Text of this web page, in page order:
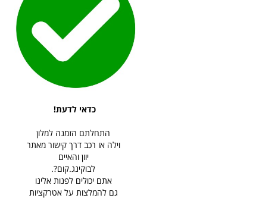
כדאי לדעת!
התחלתם הזמנה למלון
וילה או רכב דרך קישור מאתר
יוון והאיים
לבוקינג.קום?.
אתם יכולים לפנות אלינו
גם להמלצות על אטרקציות